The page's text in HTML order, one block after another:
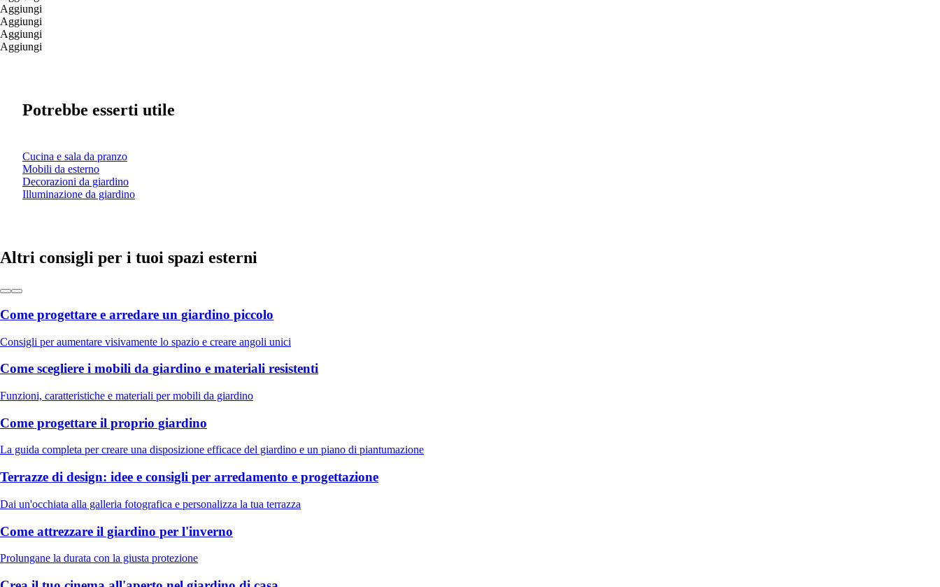
Aggiungi
Aggiungi
Aggiungi
Aggiungi
Potrebbe esserti utile
Cucina e sala da pranzo
Mobili da esterno
Decorazioni da giardino
Illuminazione da giardino
Altri consigli per i tuoi spazi esterni
Come progettare e arredare un giardino piccolo
Consigli per aumentare visivamente lo spazio e creare angoli unici
Come scegliere i mobili da giardino e materiali resistenti
Funzioni, caratteristiche e materiali per mobili da giardino
Come progettare il proprio giardino
La guida completa per creare una disposizione efficace del giardino e un piano di piantumazione
Terrazze di design: idee e consigli per arredamento e progettazione
Dai un'occhiata alla galleria fotografica e personalizza la tua terrazza
Come attrezzare il giardino per l'inverno
Prolungane la durata con la giusta protezione